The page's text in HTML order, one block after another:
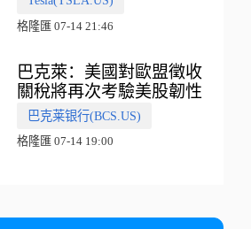
格隆匯 07-14 21:46
巴克萊：美國對歐盟徵收
關稅將再次考驗美股韌性
巴克莱银行(BCS.US)
格隆匯 07-14 19:00